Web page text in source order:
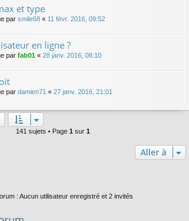
et type
par smile68 « 11 févr. 2016, 09:52
en ligne ?
par fab01 « 28 janv. 2016, 08:10
par damien71 « 27 janv. 2016, 21:01
141 sujets • Page 1 sur 1
Aller à
: Aucun utilisateur enregistré et 2 invités